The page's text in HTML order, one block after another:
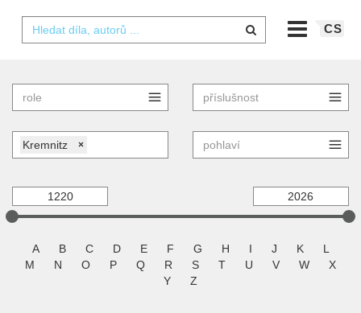
CS
Kremnitz ×
A B C D E F G H I J K
L
M
N O P Q R S T U V W
X
Y
Z